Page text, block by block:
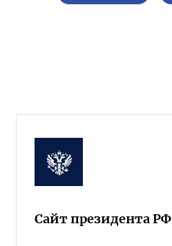
Сайт президента РФ